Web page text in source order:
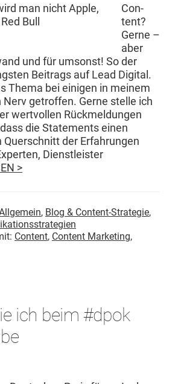
Con­
tent?
Gerne –
aber
und für umson­st! So der
Beitrags auf Lead Dig­i­tal.
The­ma bei eini­gen in meinem
getrof­fen. Gerne stelle ich
wertvollen Rück­mel­dun­gen
die State­ments einen
der Erfahrun­gen
Dien­stleis­ter
>
, Blog & Content-Strategie,
Content, Content Marketing,
ich beim #dpok